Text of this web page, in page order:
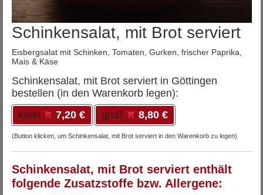
Schinkensalat, mit Brot serviert
Eisbergsalat mit Schinken, Tomaten, Gurken, frischer Paprika,
Mais & Käse
Schinkensalat, mit Brot serviert in Göttingen
bestellen (in den Warenkorb legen):
klein
7,20 € groß 8,80 €
(Button klicken, um Schinkensalat, mit Brot serviert in den Warenkorb zu legen)
Schinkensalat, mit Brot serviert enthält
folgende Zusatzstoffe bzw. Allergene: